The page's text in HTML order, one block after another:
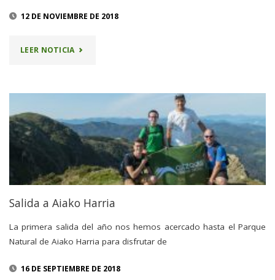
12 DE NOVIEMBRE DE 2018
LEER NOTICIA"18
TOLOÑO"
Salida a Aiako Harria
La primera salida del año nos hemos acercado hasta el Parque
Natural de Aiako Harria para disfrutar de
16 DE SEPTIEMBRE DE 2018